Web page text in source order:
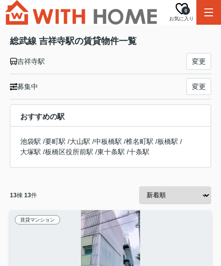
お気に入り
0
総武線 吉祥寺駅の賃貸物件一覧
吉祥寺駅 変更
募集中 変更
おすすめの駅
池袋駅 /要町駅 /大山駅 /中板橋駅 /椎名町駅 /板橋駅 /
大塚駅 /板橋区役所前駅 /東十条駅 /十条駅
13棟 13件
賃貸マンション